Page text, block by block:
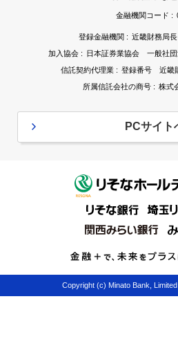
金融機関コード :
登録金融機関 : 近畿財務局
加入協会 : 日本証券業協会 一般社
信託契約代理業 : 登録番号 近畿
所属信託会社の商号 : 株式
PCサイト
Copyright (c) Minato Bank,